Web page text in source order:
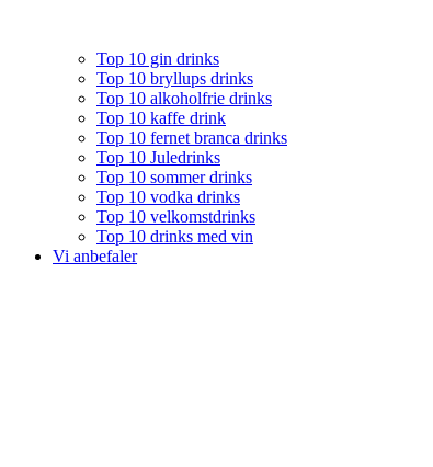
Top 10 gin drinks
Top 10 bryllups drinks
Top 10 alkoholfrie drinks
Top 10 kaffe drink
Top 10 fernet branca drinks
Top 10 Juledrinks
Top 10 sommer drinks
Top 10 vodka drinks
Top 10 velkomstdrinks
Top 10 drinks med vin
Vi anbefaler